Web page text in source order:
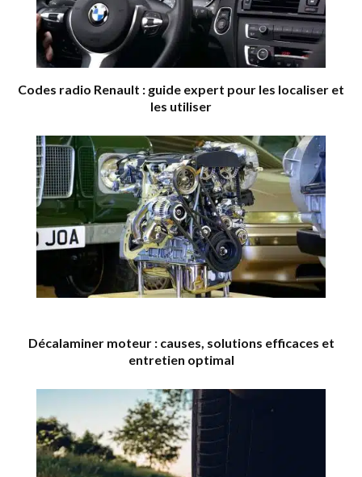
Codes radio Renault : guide expert pour les localiser et
les utiliser
Décalaminer moteur : causes, solutions efficaces et
entretien optimal